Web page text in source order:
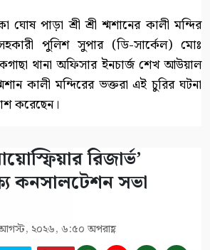
ঘোষ পাড়া শ্রী শ্রী শ্মশানের কালী মন্দির
পুলিশ সুপার (ডি-সার্কেল) মোঃ
থানা অফিসার ইনচার্জ শেখ আউয়াল
কালী মন্দিরের ভক্তরা এই চুরির ঘটনা
করেছেন।
রিজার্ভ’
কনসালটেশন সভা
২০২৬, ৬:৫০ অপরাহ্ণ